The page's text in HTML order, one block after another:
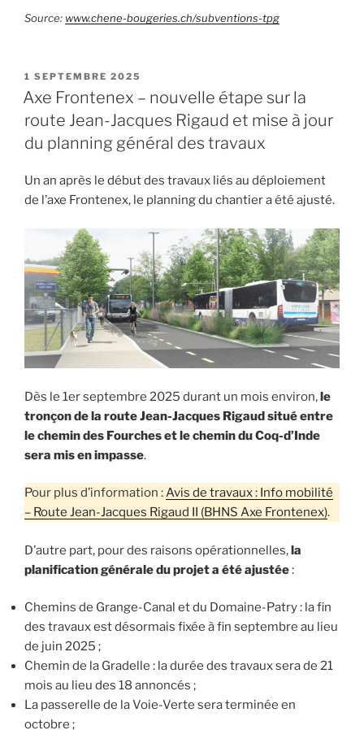
Source: www.chene-bougeries.ch/subventions-tpg
PUBLIÉ
LE
1 SEPTEMBRE 2025
Axe Frontenex – nouvelle étape sur la
route Jean-Jacques Rigaud et mise à jour
du planning général des travaux
Un an après le début des travaux liés au déploiement
de l’axe Frontenex, le planning du chantier a été ajusté.
Dès le 1er septembre 2025 durant un mois environ,le
tronçon de la route Jean-Jacques Rigaud situé entre
le chemin des Fourches et le chemin du Coq-d’Inde
sera mis en impasse.
Pour plus d’information :Avis de travaux : Info mobilité
– Route Jean-Jacques Rigaud II (BHNS Axe Frontenex).
D’autre part, pour des raisons opérationnelles,la
planification générale du projet a été ajustée:
Chemins de Grange-Canal et du Domaine-Patry : la fin
des travaux est désormais fixée à fin septembre au lieu
de juin 2025 ;
Chemin de la Gradelle : la durée des travaux sera de 21
mois au lieu des 18 annoncés ;
La passerelle de la Voie-Verte sera terminée en
octobre ;